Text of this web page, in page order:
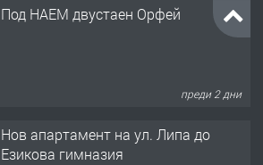
Под НАЕМ двустаен Орфей
преди 2 дни
Нов апартамент на ул. Липа до
Езикова гимназия